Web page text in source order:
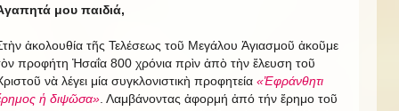
μου παιδιά,
ἀκολουθία τῆς Τελέσεως τοῦ Μεγάλου Ἁγιασμοῦ ἀκοῦμε
προφήτη Ἠσαΐα 800 χρόνια πρὶν ἀπὸ τὴν ἔλευση τοῦ
νὰ λέγει μία συγκλονιστικὴ προφητεία «Ἐφράνθητι
ἡ διψῶσα» . Λαμβάνοντας ἀφορμή ἀπό τήν ἔρημο τοῦ